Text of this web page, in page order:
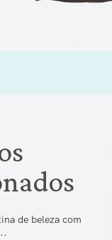
de beleza com